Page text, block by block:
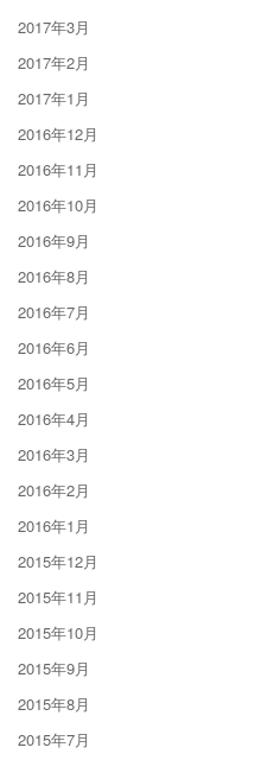
2017年3月
2017年2月
2017年1月
2016年12月
2016年11月
2016年10月
2016年9月
2016年8月
2016年7月
2016年6月
2016年5月
2016年4月
2016年3月
2016年2月
2016年1月
2015年12月
2015年11月
2015年10月
2015年9月
2015年8月
2015年7月